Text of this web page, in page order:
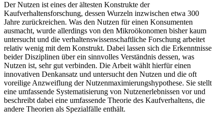
Der Nutzen ist eines der ältesten Konstrukte der
Kaufverhaltensforschung, dessen Wurzeln inzwischen etwa 300
Jahre zurückreichen. Was den Nutzen für einen Konsumenten
ausmacht, wurde allerdings von den Mikroökonomen bisher kaum
untersucht und die verhaltenswissenschaftliche Forschung arbeitet
relativ wenig mit dem Konstrukt. Dabei lassen sich die Erkenntnisse
beider Disziplinen über ein sinnvolles Verständnis dessen, was
Nutzen ist, sehr gut verbinden. Die Arbeit wählt hierfür einen
innovativen Denkansatz und untersucht den Nutzen und die oft
voreilige Anzweiflung der Nutzenmaximierungshypothese. Sie stellt
eine umfassende Systematisierung von Nutzenerlebnissen vor und
beschreibt dabei eine umfassende Theorie des Kaufverhaltens, die
andere Theorien als Spezialfälle enthält.